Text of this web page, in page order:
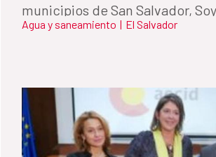
municipios de San Salvador,
Santa Tecla y Mejicanos
Agua y saneamiento | El Salvador